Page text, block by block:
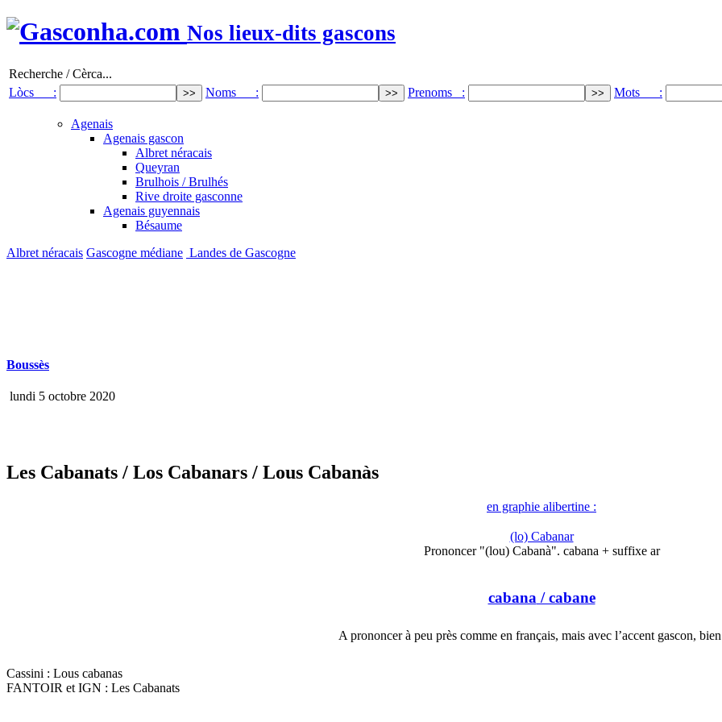
Nos lieux-dits gascons
Recherche / Cèrca...
Lòcs :
Noms : Prenoms : Mots :
Agenais
Agenais gascon
Albret néracais
Queyran
Brulhois / Brulhés
Rive droite gasconne
Agenais guyennais
Bésaume
Albret néracais Gascogne médiane Landes de Gascogne
Boussès
lundi 5 octobre 2020
Les Cabanats / Los Cabanars / Lous Cabanàs
en graphie alibertine :
(lo) Cabanar
Prononcer "(lou) Cabanà". cabana + suffixe ar
cabana / cabane
A prononcer à peu près comme en français, mais avec l’accent gascon,
Cassini : Lous cabanas
FANTOIR et IGN : Les Cabanats